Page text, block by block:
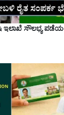
ಇಲಾಖೆ ಸೌಲಭ್ಯ